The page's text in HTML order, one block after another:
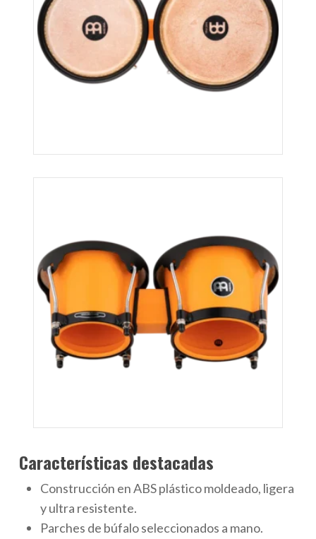
Características destacadas
Construcción en ABS plástico moldeado, ligera
y ultra resistente.
Parches de búfalo seleccionados a mano.